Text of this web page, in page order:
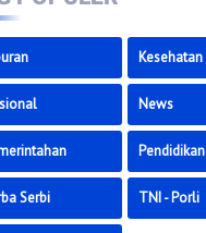
Kesehatan
News
Pendidikan
Serbi TNI - Porli